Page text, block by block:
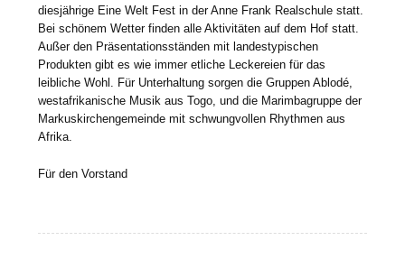
diesjährige Eine Welt Fest in der Anne Frank Realschule statt.
Bei schönem Wetter finden alle Aktivitäten auf dem Hof statt.
Außer den Präsentationsständen mit landestypischen
Produkten gibt es wie immer etliche Leckereien für das
leibliche Wohl. Für Unterhaltung sorgen die Gruppen Ablodé,
westafrikanische Musik aus Togo, und die Marimbagruppe der
Markuskirchengemeinde mit schwungvollen Rhythmen aus
Afrika.
Für den Vorstand